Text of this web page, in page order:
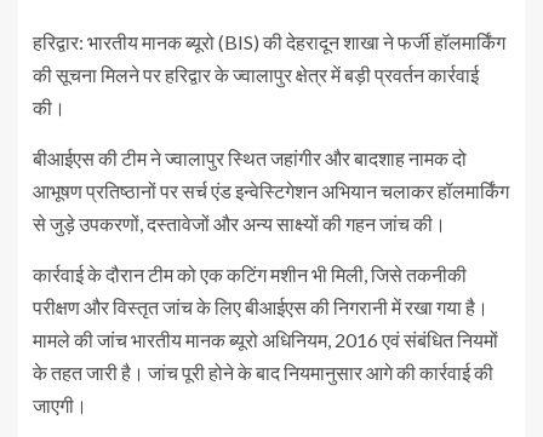
हरिद्वार: भारतीय मानक ब्यूरो (BIS) की देहरादून शाखा ने फर्जी हॉलमार्किंग
की सूचना मिलने पर हरिद्वार के ज्वालापुर क्षेत्र में बड़ी प्रवर्तन कार्रवाई
की।
बीआईएस की टीम ने ज्वालापुर स्थित जहांगीर और बादशाह नामक दो
आभूषण प्रतिष्ठानों पर सर्च एंड इन्वेस्टिगेशन अभियान चलाकर हॉलमार्किंग
से जुड़े उपकरणों, दस्तावेजों और अन्य साक्ष्यों की गहन जांच की।
कार्रवाई के दौरान टीम को एक कटिंग मशीन भी मिली, जिसे तकनीकी
परीक्षण और विस्तृत जांच के लिए बीआईएस की निगरानी में रखा गया है।
मामले की जांच भारतीय मानक ब्यूरो अधिनियम, 2016 एवं संबंधित नियमों
के तहत जारी है। जांच पूरी होने के बाद नियमानुसार आगे की कार्रवाई की
जाएगी।